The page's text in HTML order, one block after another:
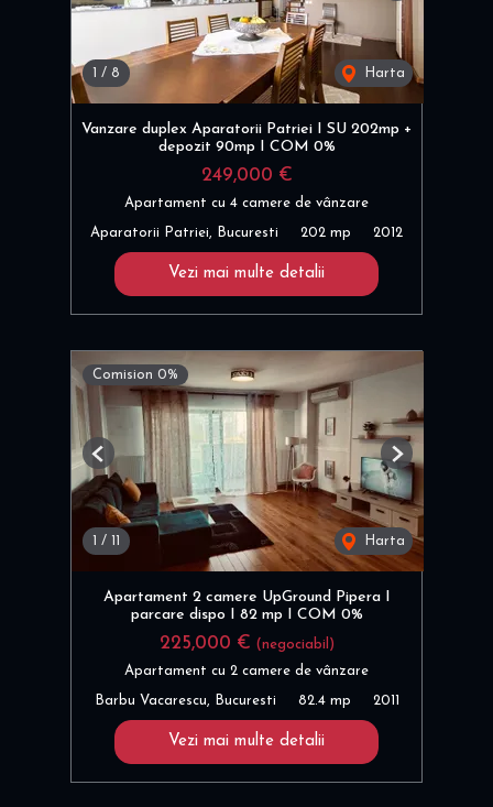
/ 8 Harta
Vanzare duplex Aparatorii Patriei I SU 202mp +
depozit 90mp I COM 0%
249,000 €
Apartament cu 4 camere de vânzare
Aparatorii Patriei, Bucuresti 202 mp 2012
Vezi mai multe detalii
Comision 0%
1 / 11 Harta
Previous Next
Apartament 2 camere UpGround Pipera I
parcare dispo I 82 mp I COM 0%
225,000 € (negociabil)
Apartament cu 2 camere de vânzare
Barbu Vacarescu, Bucuresti 82.4 mp 2011
Vezi mai multe detalii